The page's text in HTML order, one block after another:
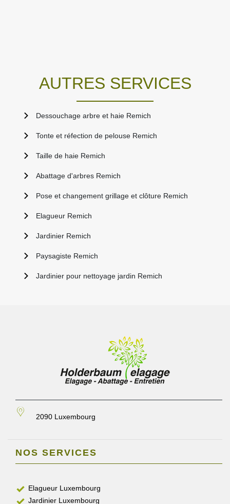
AUTRES SERVICES
Dessouchage arbre et haie Remich
Tonte et réfection de pelouse Remich
Taille de haie Remich
Abattage d'arbres Remich
Pose et changement grillage et clôture Remich
Elagueur Remich
Jardinier Remich
Paysagiste Remich
Jardinier pour nettoyage jardin Remich
2090 Luxembourg
NOS SERVICES
Elagueur Luxembourg
Jardinier Luxembourg